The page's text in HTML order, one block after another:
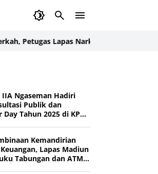
Lapas Narkotika Karang Intan
IIA Ngaseman Hadiri
Publik dan
Tahun 2025 di KPPN
Kemandirian
Lapas Madiun
Tabungan dan ATM